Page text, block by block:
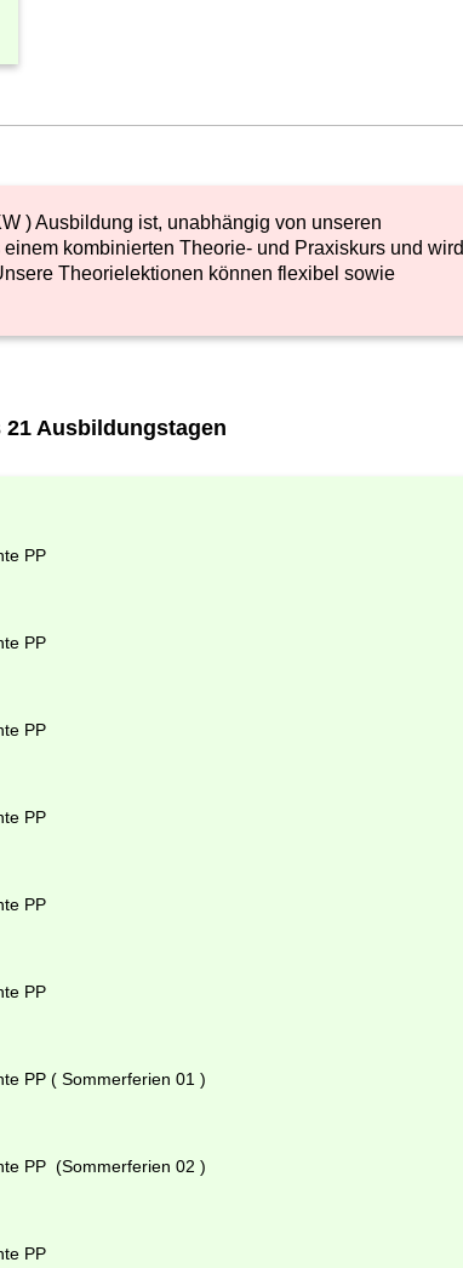
) Ausbildung ist, unabhängig von unseren
kombinierten Theorie- und Praxiskurs und wird
Theorielektionen können flexibel sowie
Ausbildungstagen
PP
PP
PP
PP
PP
PP
PP ( Sommerferien 01 )
PP (Sommerferien 02 )
PP